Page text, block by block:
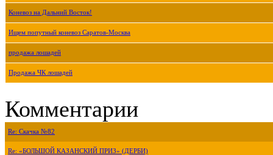
Коневоз на Дальний Восток!
Ищем попутный коневоз Саратов-Москва
продажа лошадей
Продажа ЧК лошадей
Комментарии
Re: Скачка №82
Re: «БОЛЬШОЙ КАЗАНСКИЙ ПРИЗ» (ДЕРБИ)